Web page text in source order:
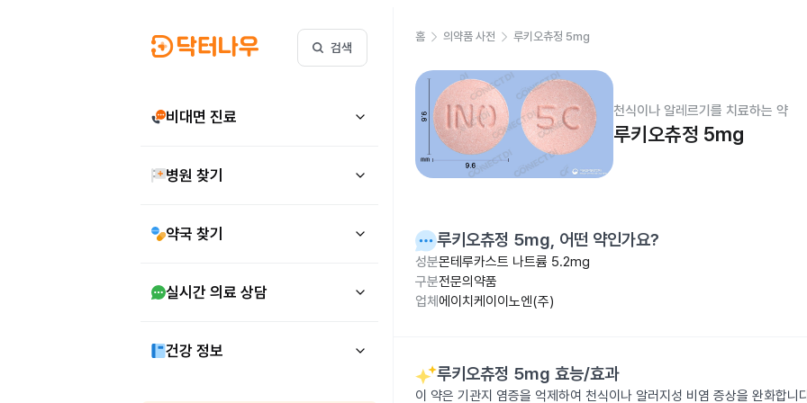
검색
비대면 진료
병원 찾기
약국 찾기
실시간 의료 상담
건강 정보
홈 의약품 사전 루키오츄정 5mg
천식이나 알레르기를 치료하는 약
루키오츄정 5mg
루키오츄정 5mg, 어떤 약인가요?
성분몬테루카스트 나트륨 5.2mg
구분전문의약품
업체 에이치케이이노엔(주)
루키오츄정 5mg 효능/효과
이 약은 기관지 염증을 억제하여 천식이나 알러지성 비염 증상을 완화합니